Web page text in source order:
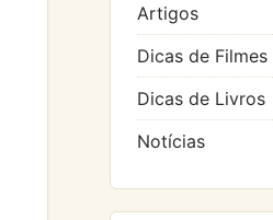
Artigos
Dicas de Filmes
Dicas de Livros
Notícias